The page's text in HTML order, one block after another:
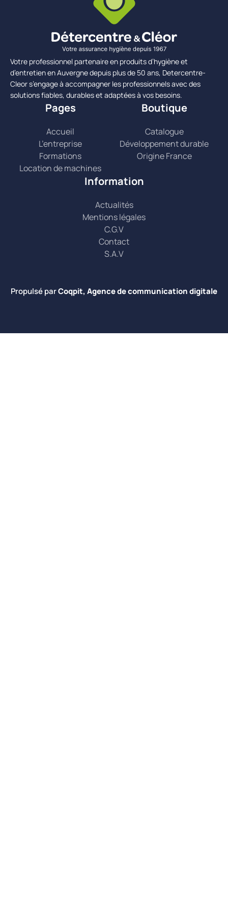
Votre professionnel partenaire en produits d’hygiène et
d’entretien en Auvergne depuis plus de 50 ans, Detercentre-
Cleor s’engage à accompagner les professionnels avec des
solutions fiables, durables et adaptées à vos besoins.
Pages
Accueil
L’entreprise
Formations
Location de machines
Boutique
Catalogue
Développement durable
Origine France
Information
Actualités
Mentions légales
C.G.V
Contact
S.A.V
Propulsé parCoqpit, Agence de communication digitale